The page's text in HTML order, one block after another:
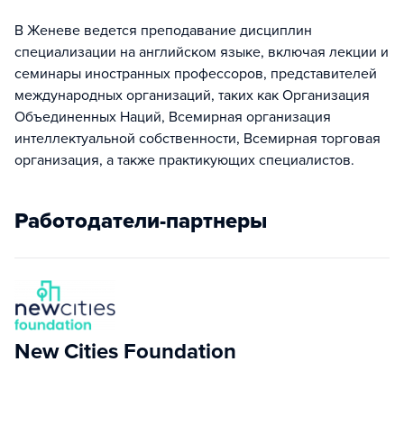
В Женеве ведется преподавание дисциплин
специализации на английском языке, включая лекции и
семинары иностранных профессоров, представителей
международных организаций, таких как Организация
Объединенных Наций, Всемирная организация
интеллектуальной собственности, Всемирная торговая
организация, а также практикующих специалистов.
Работодатели-партнеры
New Cities Foundation